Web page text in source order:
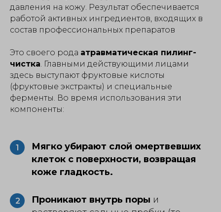
давления на кожу. Результат обеспечивается
работой активных ингредиентов, входящих в
состав профессиональных препаратов
Это своего рода атравматическая пилинг-
чистка. Главными действующими лицами
здесь выступают фруктовые кислоты
(фруктовые экстракты) и специальные
ферменты. Во время использования эти
компоненты:
1
Мягко убирают слой омертвевших
клеток с поверхности, возвращая
коже гладкость.
2 Проникают внутрь поры и